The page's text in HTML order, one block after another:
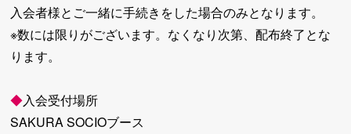
入会者様とご一緒に手続きをした場合のみとなります。
※数には限りがございます。なくなり次第、配布終了とな
ります。
◆入会受付場所
SAKURA SOCIOブース